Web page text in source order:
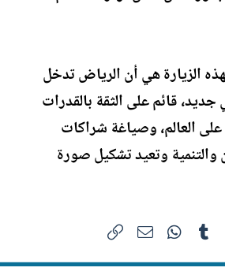
الزيارة هي أن الرياض تدخل
قائم على الثقة بالقدرات
على العالم، وصياغة شراكات
والتنمية وتعيد تشكيل صورة
Pinterest
Tumblr
WhatsAppالبريد الإلكتروني